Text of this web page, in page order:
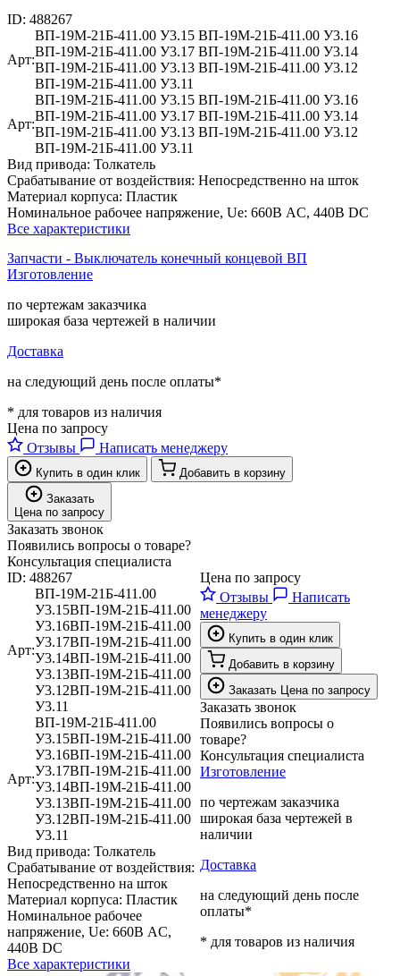
ID: 488267
Арт:
ВП-19М-21Б-411.00 У3.15 ВП-19М-21Б-411.00 У3.16
ВП-19М-21Б-411.00 У3.17 ВП-19М-21Б-411.00 У3.14
ВП-19М-21Б-411.00 У3.13 ВП-19М-21Б-411.00 У3.12
ВП-19М-21Б-411.00 У3.11
Арт:
ВП-19М-21Б-411.00 У3.15 ВП-19М-21Б-411.00 У3.16
ВП-19М-21Б-411.00 У3.17 ВП-19М-21Б-411.00 У3.14
ВП-19М-21Б-411.00 У3.13 ВП-19М-21Б-411.00 У3.12
ВП-19М-21Б-411.00 У3.11
Вид привода: Толкатель
Срабатывание от воздействия: Непосредственно на шток
Материал корпуса: Пластик
Номинальное рабочее напряжение, Ue: 660В AC, 440В DC
Все характеристики
Запчасти - Выключатель конечный концевой ВП
Изготовление
по чертежам заказчика
широкая база чертежей в наличии
Доставка
на следующий день после оплаты*
* для товаров из наличия
Цена по запросу
Отзывы
Написать менеджеру
Купить в один клик
Добавить в корзину
Заказать
Цена по запросу
Заказать звонок
Появились вопросы о товаре?
Консультация специалиста
ID: 488267
Арт:
ВП-19М-21Б-411.00
У3.15ВП-19М-21Б-411.00
У3.16ВП-19М-21Б-411.00
У3.17ВП-19М-21Б-411.00
У3.14ВП-19М-21Б-411.00
У3.13ВП-19М-21Б-411.00
У3.12ВП-19М-21Б-411.00
У3.11
Арт:
ВП-19М-21Б-411.00
У3.15ВП-19М-21Б-411.00
У3.16ВП-19М-21Б-411.00
У3.17ВП-19М-21Б-411.00
У3.14ВП-19М-21Б-411.00
У3.13ВП-19М-21Б-411.00
У3.12ВП-19М-21Б-411.00
У3.11
Вид привода: Толкатель
Срабатывание от воздействия:
Непосредственно на шток
Материал корпуса: Пластик
Номинальное рабочее
напряжение, Ue: 660В AC,
440В DC
Все характеристики
Цена по запросу
Отзывы
Написать
менеджеру
Купить в один клик
Добавить в корзину
Заказать Цена по запросу
Заказать звонок
Появились вопросы о
товаре?
Консультация специалиста
Изготовление
по чертежам заказчика
широкая база чертежей в
наличии
Доставка
на следующий день после
оплаты*
* для товаров из наличия